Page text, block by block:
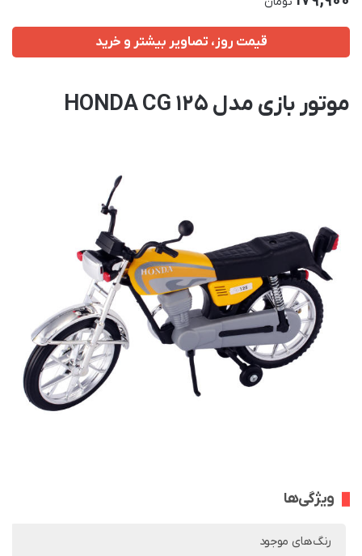
قیمت روز، تصاویر بیشتر و خرید
موتور بازی مدل HONDA CG 125
ویژگی‌ها
رنگ‌های موجود